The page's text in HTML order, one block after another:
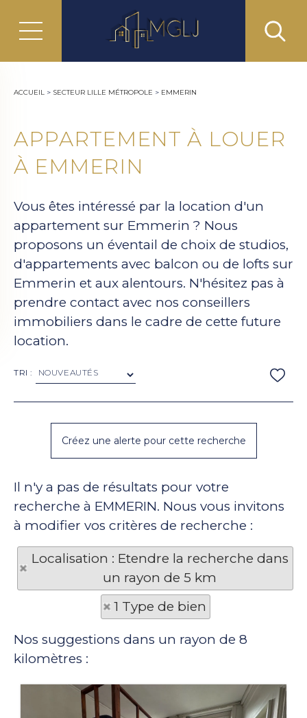
ACCUEIL > SECTEUR LILLE MÉTROPOLE > EMMERIN
APPARTEMENT À LOUER
À EMMERIN
Vous êtes intéressé par la location d'un
appartement sur Emmerin ? Nous
proposons un éventail de choix de studios,
d'appartements avec balcon ou de lofts sur
Emmerin et aux alentours. N'hésitez pas à
prendre contact avec nos conseillers
immobiliers dans le cadre de cette future
location.
TRI :
Il n'y a pas de résultats pour votre
recherche à EMMERIN. Nous vous invitons
à modifier vos critères de recherche :
Localisation : Etendre la recherche dans
un rayon de 5 km
1 Type de bien
Nos suggestions dans un rayon de 8
kilomètres :